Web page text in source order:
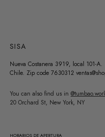
SISA
Nueva Costanera 3919, local 101-
Chile. Zip code 7630312
You can also find us in
20 Orchard St, New York, NY
HORARIOS DE APERTURA